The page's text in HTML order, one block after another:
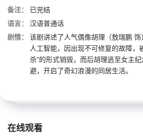
备注：
已完结
语言：
汉语普通话
剧情：
该剧讲述了人气偶像胡理（敖瑞鹏
人工智能，因出现不可修复的故障，
杀”的形式销毁，而后胡理逃至女主
避，开启了奇幻浪漫的同居生活。
在线观看